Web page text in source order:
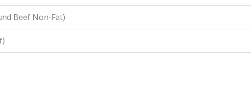
Beef Non-Fat)